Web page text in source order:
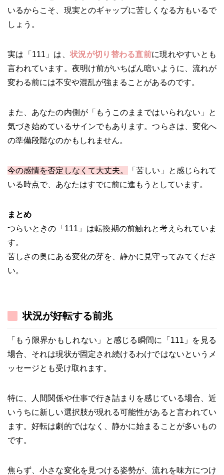
いるからこそ、現実とのギャップに苦しくなる方もいるで
しょう。
実は「111」は、状況が切り替わる直前に現れやすいとも
言われています。夜明け前がいちばん暗いように、流れが
変わる前には不安や混乱が強まることがあるのです。
また、あなたの内側が「もうこのままではいられない」と
気づき始めているサインでもあります。つらさは、変化へ
の準備段階なのかもしれません。
今の感情を否定しなくて大丈夫。
「苦しい」と感じられて
いる時点で、あなたはすでに前に進もうとしています。
まとめ
つらいときの「111」は転換期の前触れと考えられていま
す。
苦しさの奥にある変化の芽を、静かに見守ってみてくださ
い。
状況が好転する前兆
「もう限界かもしれない」と感じる瞬間に「111」を見る
場合、それは現状が固定され続けるわけではないというメ
ッセージとも受け取れます。
特に、人間関係や仕事で行き詰まりを感じている場合、近
いうちに新しい選択肢が現れる可能性があると言われてい
ます。好転は劇的ではなく、静かに始まることが多いもの
です。
焦らず、小さな変化を見つける姿勢が、流れを味方につけ